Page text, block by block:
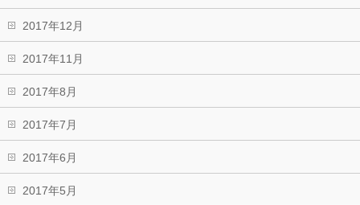
2017年12月
2017年11月
2017年8月
2017年7月
2017年6月
2017年5月